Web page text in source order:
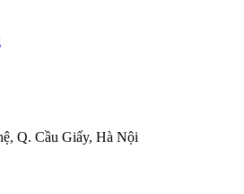
Q. Cầu Giấy, Hà Nội